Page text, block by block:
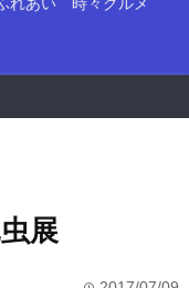
れあい 時々グルメ
展